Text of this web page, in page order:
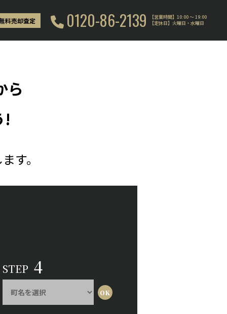
料売却査定 0120-86-2139
【営業時間】10:00 〜 19:00
【定休日】火曜日・水曜日
ら
!
す。
STEP 4